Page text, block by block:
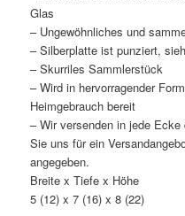
Glas
– Ungewöhnliches und
– Silberplatte ist punziert,
– Skurriles Sammlerstück
– Wird in hervorragender
Heimgebrauch bereit
– Wir versenden in jede
Sie uns für ein
angegeben.
Breite x Tiefe x Höhe
5 (12) x 7 (16) x 8 (22)